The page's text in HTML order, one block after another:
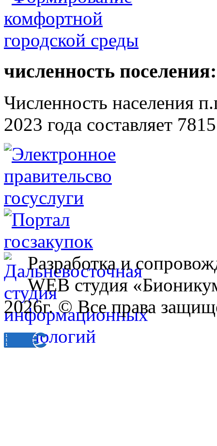
численность поселения:
Численность населения
2023 года составляет
Разработка и
WEB студия
2026г. © Все права